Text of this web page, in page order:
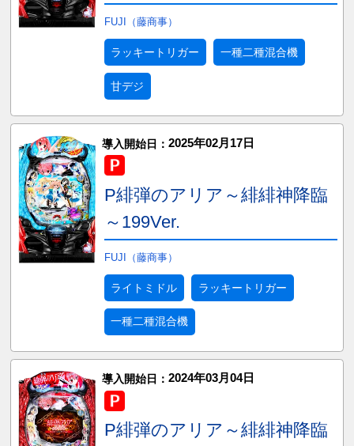
FUJI（藤商事）
ラッキートリガー 一種二種混合機
甘デジ
導入開始日： 2025年02月17日
P緋弾のアリア～緋緋神降臨
～199Ver.
FUJI（藤商事）
ライトミドル ラッキートリガー
一種二種混合機
導入開始日： 2024年03月04日
P緋弾のアリア～緋緋神降臨